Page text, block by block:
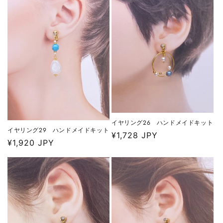
イヤリング29 ハンドメイドキット
通
常
価
格
¥1,920 JPY
イヤリング26 ハンドメイドキット
通
価
格
¥1,728 JPY